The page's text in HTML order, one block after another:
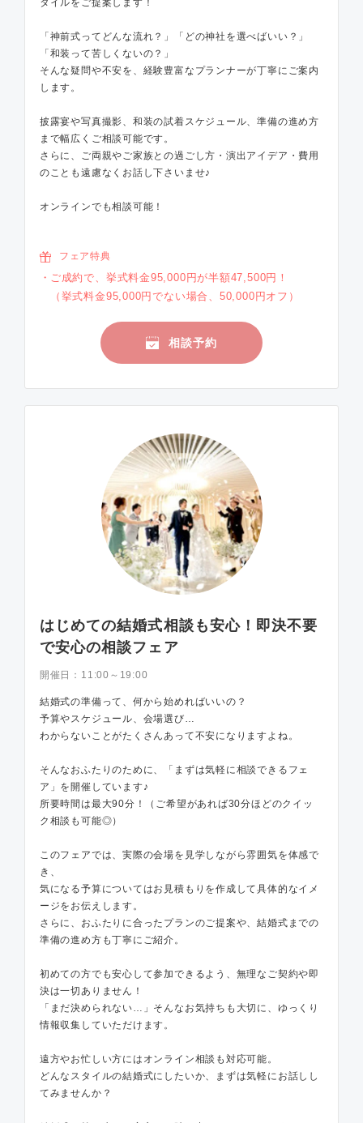
タイルをご提案します！
「神前式ってどんな流れ？」「どの神社を選べばいい？」
「和装って苦しくないの？」
そんな疑問や不安を、経験豊富なプランナーが丁寧にご案内
します。
披露宴や写真撮影、和装の試着スケジュール、準備の進め方
まで幅広くご相談可能です。
さらに、ご両親やご家族との過ごし方・演出アイデア・費用
のことも遠慮なくお話し下さいませ♪
オンラインでも相談可能！
フェア特典
ご成約で、挙式料金95,000円が半額47,500円！
（挙式料金95,000円でない場合、50,000円オフ）
相談予約
はじめての結婚式相談も安心！即決不要
で安心の相談フェア
開催日： 11:00～19:00
結婚式の準備って、何から始めればいいの？
予算やスケジュール、会場選び…
わからないことがたくさんあって不安になりますよね。
そんなおふたりのために、「まずは気軽に相談できるフェ
ア」を開催しています♪
所要時間は最大90分！（ご希望があれば30分ほどのクイッ
ク相談も可能◎）
このフェアでは、実際の会場を見学しながら雰囲気を体感で
き、
気になる予算についてはお見積もりを作成して具体的なイメ
ージをお伝えします。
さらに、おふたりに合ったプランのご提案や、結婚式までの
準備の進め方も丁寧にご紹介。
初めての方でも安心して参加できるよう、無理なご契約や即
決は一切ありません！
「まだ決められない…」そんなお気持ちも大切に、ゆっくり
情報収集していただけます。
遠方やお忙しい方にはオンライン相談も対応可能。
どんなスタイルの結婚式にしたいか、まずは気軽にお話しし
てみませんか？